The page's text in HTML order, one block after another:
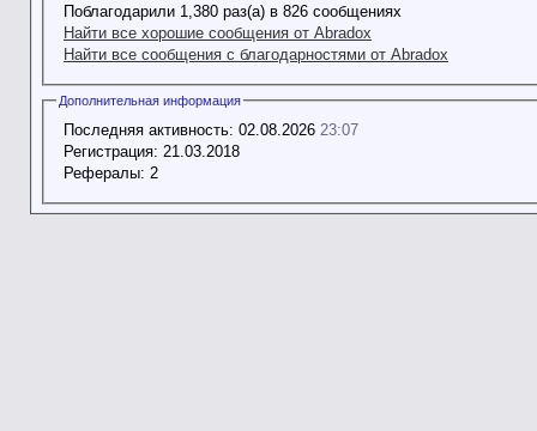
Поблагодарили 1,380 раз(а) в 826 сообщениях
Найти все хорошие сообщения от Abradox
Найти все сообщения с благодарностями от Abradox
Дополнительная информация
Последняя активность: 02.08.2026 23:07
Регистрация: 21.03.2018
Рефералы: 2